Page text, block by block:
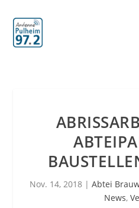
Nov. 14, 2018 | Abtei
News,